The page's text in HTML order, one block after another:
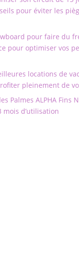
pour éviter les
pour faire du
pour optimiser vos
locations de
pleinement de
Palmes ALPHA Fins
d’utilisation